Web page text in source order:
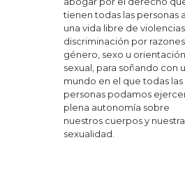
tienen todas las personas a
una vida libre de
discriminación por
género, sexo u orientación
sexual, para soñando con
mundo en el que todas las
personas podamos
plena autonomía sobre
nuestros cuerpos y nuestra
sexualidad.